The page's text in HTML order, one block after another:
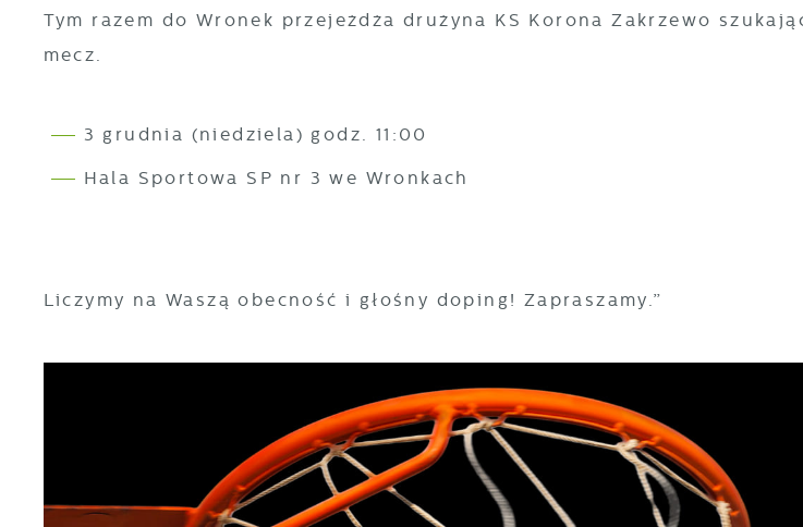
Tym razem do Wronek przejeżdża drużyna KS Korona Zakrzewo
mecz.
3 grudnia (niedziela) godz. 11:00
Hala Sportowa SP nr 3 we Wronkach
Liczymy na Waszą obecność i głośny doping! Zapraszamy.”